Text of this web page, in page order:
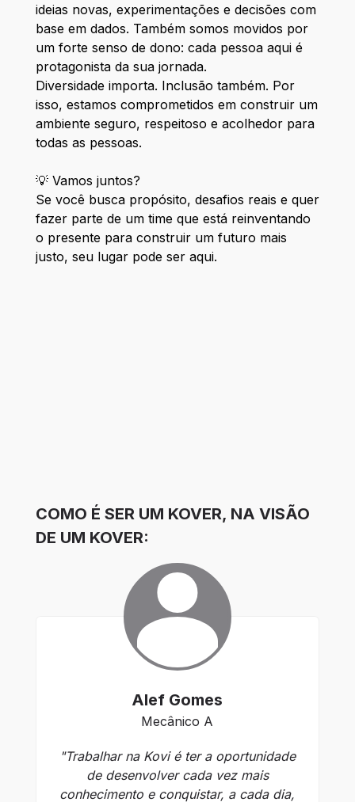
ideias novas, experimentações e decisões com
base em dados. Também somos movidos por
um forte senso de dono: cada pessoa aqui é
protagonista da sua jornada.
Diversidade importa. Inclusão também. Por
isso, estamos comprometidos em construir um
ambiente seguro, respeitoso e acolhedor para
todas as pessoas.
💡 Vamos juntos?
Se você busca propósito, desafios reais e quer
fazer parte de um time que está reinventando
o presente para construir um futuro mais
justo, seu lugar pode ser aqui.
COMO É SER UM KOVER, NA VISÃO
DE UM KOVER:
Alef Gomes
Mecânico A
"Trabalhar na Kovi é ter a oportunidade
de desenvolver cada vez mais
conhecimento e conquistar, a cada dia,